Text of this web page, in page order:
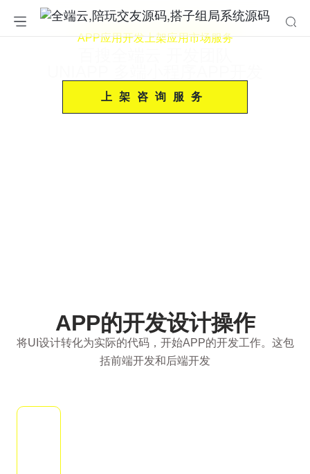
APP应用开发上架应用市场服务
上架咨询服务
APP的开发设计操作
将UI设计转化为实际的代码，开始APP的开发工作。这包
括前端开发和后端开发